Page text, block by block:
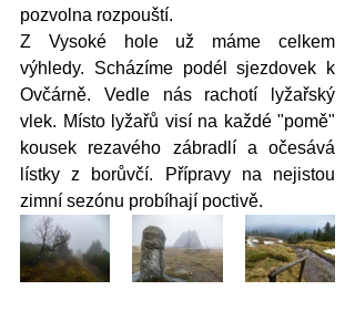
pozvolna rozpouští.
Z Vysoké hole už máme celkem
výhledy. Scházíme podél sjezdovek k
Ovčárně. Vedle nás rachotí lyžařský
vlek. Místo lyžařů visí na každé "pomě"
kousek rezavého zábradlí a očesává
lístky z borůvčí. Přípravy na nejistou
zimní sezónu probíhají poctivě.